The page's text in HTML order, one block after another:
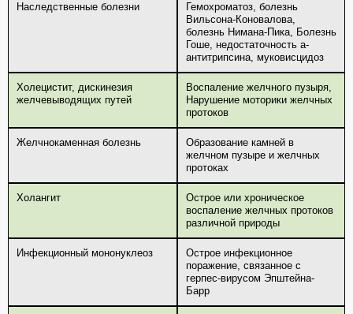
Наследственные болезни
Гемохроматоз, болезнь
Вильсона-Коновалова,
болезнь Нимана-Пика, Болезнь
Гоше, недостаточность а-
антитрипсина, муковисцидоз
Холецистит, дискинезия
желчевыводящих путей
Воспаление желчного пузыря,
Нарушение моторики желчных
протоков
Желчнокаменная болезнь
Образование камней в
желчном пузыре и желчных
протоках
Холангит
Острое или хроническое
воспаление желчных протоков
различной природы
Инфекционный мононуклеоз
Острое инфекционное
поражение, связанное с
герпес-вирусом Эпштейна-
Барр